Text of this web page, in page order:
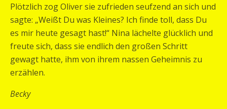
Plötzlich zog Oliver sie zufrieden seufzend an sich und
sagte: „Weißt Du was Kleines? Ich finde toll, dass Du
es mir heute gesagt hast!“ Nina lächelte glücklich und
freute sich, dass sie endlich den großen Schritt
gewagt hatte, ihm von ihrem nassen Geheimnis zu
erzählen.
Becky